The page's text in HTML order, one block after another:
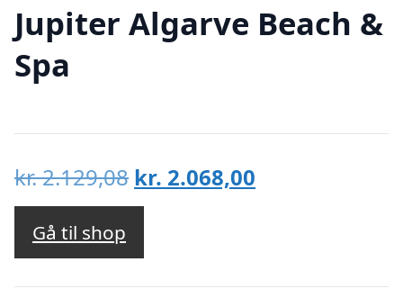
Jupiter Algarve Beach &
Spa
kr.2.129,08 Den
oprindelige
var:
kr. 2.129,08.
kr. 2.068,00
kr. 2.068,00.
Gå til shop